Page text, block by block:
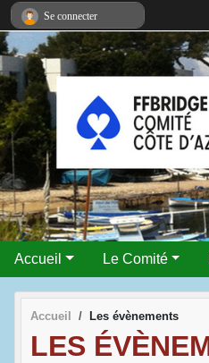
Accueil Le Comité
Accueil Les évènements
LES
Se connecter
Panneau de gestion des cookies